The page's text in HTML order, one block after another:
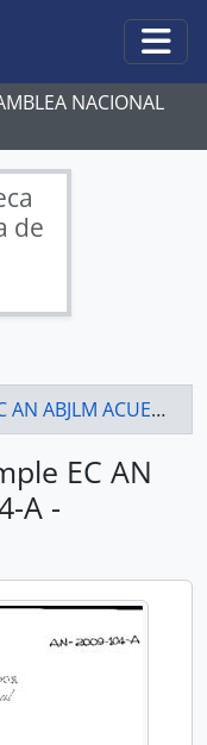
NACIONAL
de
ABJLM ACUERDOS 0104-A - Acuerdos Legislativos
EC AN
A -